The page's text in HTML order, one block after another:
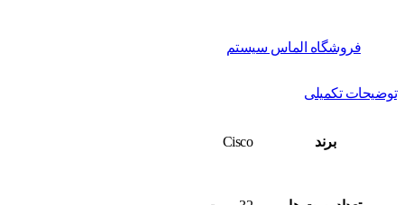
فروشگاه الماس سیستم
توضیحات تکمیلی
برند Cisco